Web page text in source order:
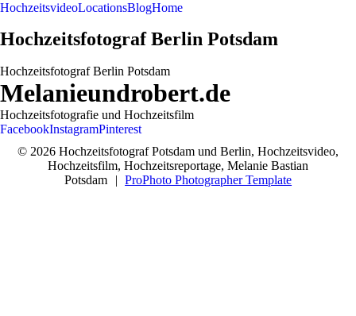
HochzeitsvideoLocationsBlogHome
Hochzeitsfotograf Berlin Potsdam
Hochzeitsfotograf Berlin Potsdam
Melanieundrobert.de
Hochzeitsfotografie und Hochzeitsfilm
FacebookInstagramPinterest
© 2026 Hochzeitsfotograf Potsdam und Berlin, Hochzeitsvideo,
Hochzeitsfilm, Hochzeitsreportage, Melanie Bastian
Potsdam
| ProPhoto Photographer Template